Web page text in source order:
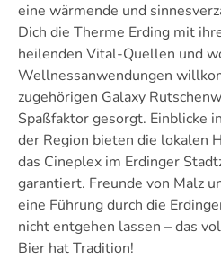
eine wärmende und
Dich die Therme Erding mit
heilenden Vital-Quellen und
Wellnessanwendungen
zugehörigen Galaxy
Spaßfaktor gesorgt. Einblicke
der Region bieten die lokalen
das Cineplex im Erdinger
garantiert. Freunde von Malz
eine Führung durch die
nicht entgehen lassen – das
Bier hat Tradition!